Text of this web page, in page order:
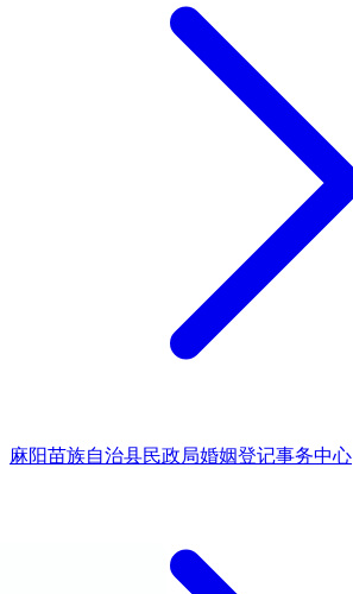
麻阳苗族自治县民政局婚姻登记事务中心